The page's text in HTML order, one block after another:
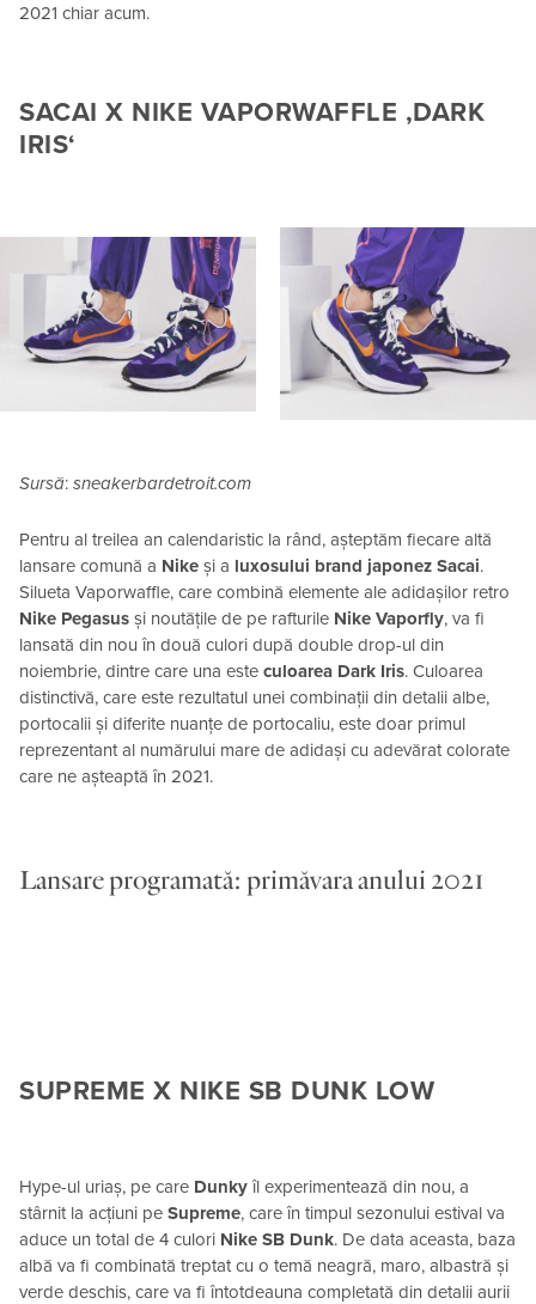
2021 chiar acum.
SACAI X NIKE VAPORWAFFLE ‚DARK
IRIS‘
Sursă: sneakerbardetroit.com
Pentru al treilea an calendaristic la rând, așteptăm fiecare altă
lansare comună a Nike și a luxosului brand japonez Sacai.
Silueta Vaporwaffle, care combină elemente ale adidașilor retro
Nike Pegasus și noutățile de pe rafturile Nike Vaporfly, va fi
lansată din nou în două culori după double drop-ul din
noiembrie, dintre care una este culoarea Dark Iris. Culoarea
distinctivă, care este rezultatul unei combinații din detalii albe,
portocalii și diferite nuanțe de portocaliu, este doar primul
reprezentant al numărului mare de adidași cu adevărat colorate
care ne așteaptă în 2021.
Lansare programată: primăvara anului 2021
SUPREME X NIKE SB DUNK LOW
Hype-ul uriaș, pe care Dunky îl experimentează din nou, a
stârnit la acțiuni pe Supreme, care în timpul sezonului estival va
aduce un total de 4 culori Nike SB Dunk. De data aceasta, baza
albă va fi combinată treptat cu o temă neagră, maro, albastră și
verde deschis, care va fi întotdeauna completată din detalii aurii